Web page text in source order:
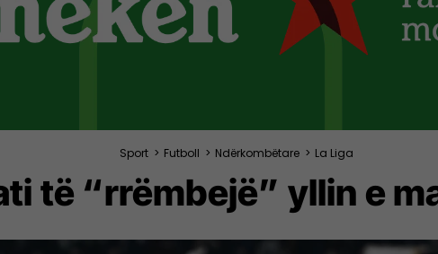
Sport > Futboll > Ndërkombëtare > La Liga
të “rrëmbejë” yllin e